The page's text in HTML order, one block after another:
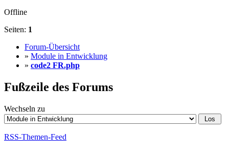
Offline
Seiten: 1
Forum-Übersicht
» Module in Entwicklung
» code2 FR.php
Fußzeile des Forums
Wechseln zu
RSS-Themen-Feed